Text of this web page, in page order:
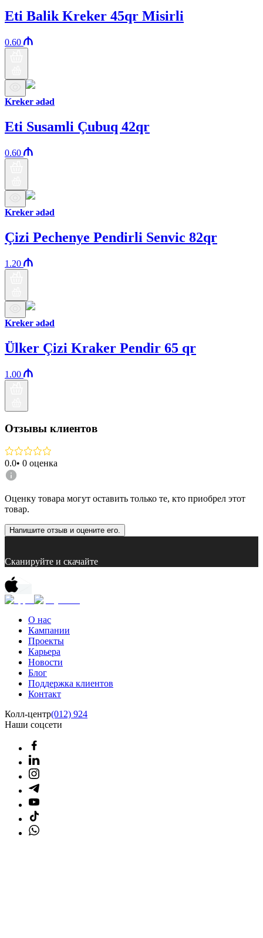
Eti Balik Kreker 45qr Misirli
0.60
Kreker ədəd
Eti Susamli Çubuq 42qr
0.60
Kreker ədəd
Çizi Pechenye Pendirli Senvic 82qr
1.20
Kreker ədəd
Ülker Çizi Kraker Pendir 65 qr
1.00
Отзывы клиентов
0.0• 0 оценка
Оценку товара могут оставить только те, кто приобрел этот
товар.
Напишите отзыв и оцените его.
Сканируйте и скачайте
О нас
Кампании
Проекты
Карьера
Новости
Блог
Поддержка клиентов
Контакт
Колл-центр(012) 924
Наши соцсети